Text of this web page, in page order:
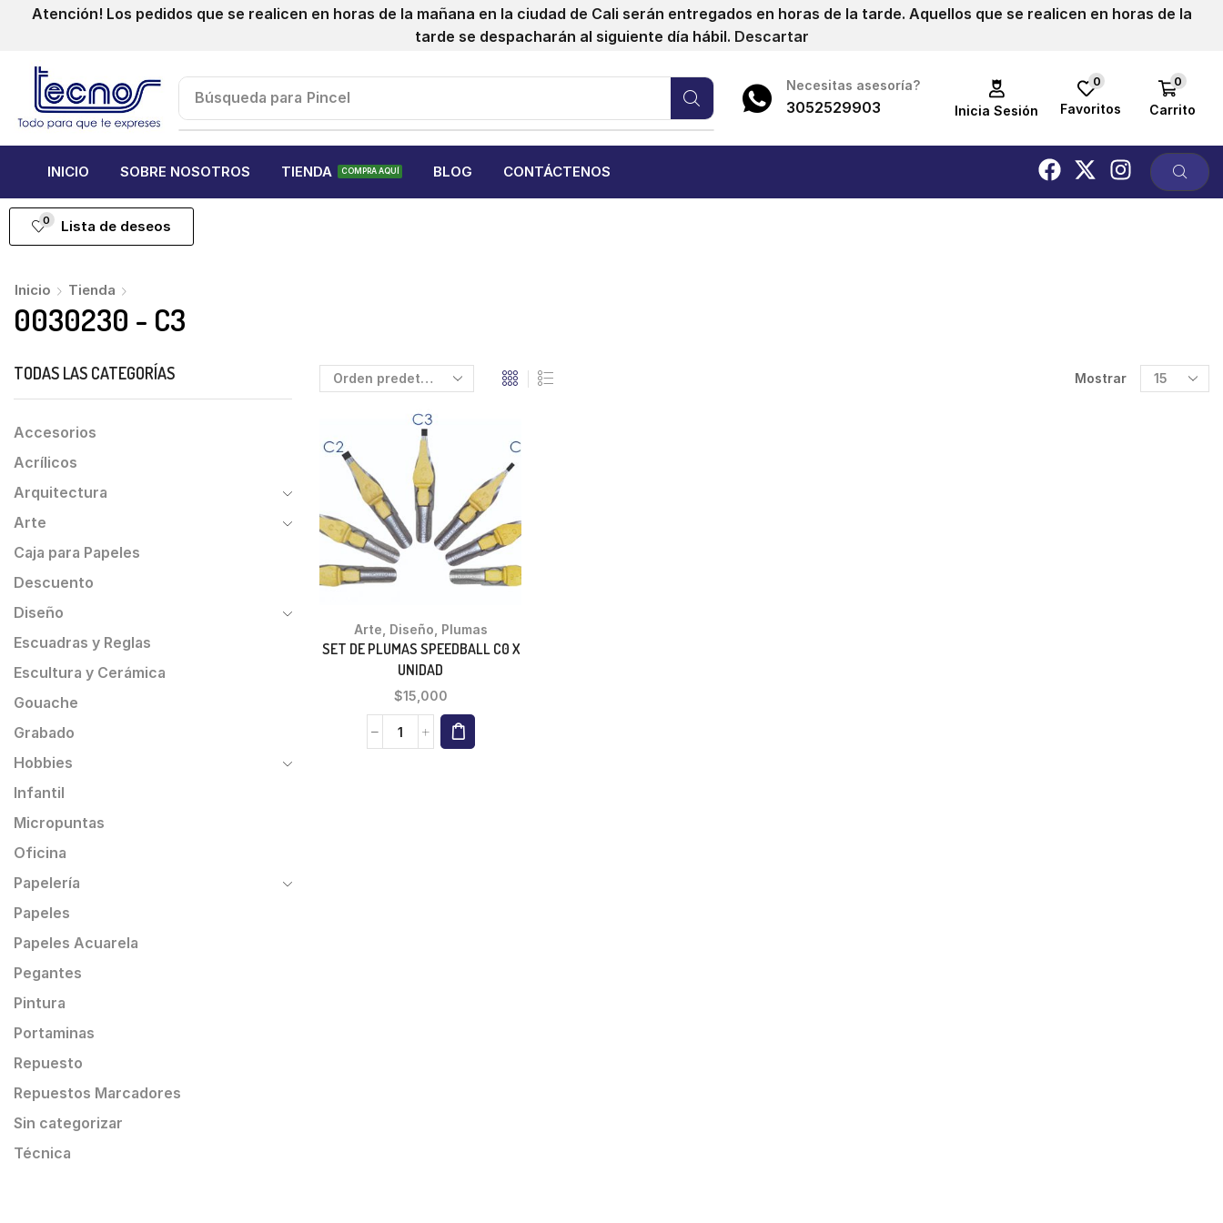
Atención! Los pedidos que se realicen en horas de la mañana en la ciudad de Cali serán entregados en horas de la tarde. Aquellos que se realicen en horas de la
tarde se despacharán al siguiente día hábil. Descartar
Búsqueda para Pincel
Necesitas asesoría?
3052529903 Inicia Sesión
0
Favoritos
0
Carrito
INICIO SOBRE NOSOTROS TIENDA COMPRA AQUÍ BLOG CONTÁCTENOS
0 Lista de deseos
Inicio Tienda
0030230 - C3
Mostrar
Arte, Diseño, Plumas
SET DE PLUMAS SPEEDBALL C0 X
UNIDAD
$15,000
TODAS LAS CATEGORÍAS
Accesorios
Acrílicos
Arquitectura
Arte
Caja para Papeles
Descuento
Diseño
Escuadras y Reglas
Escultura y Cerámica
Gouache
Grabado
Hobbies
Infantil
Micropuntas
Oficina
Papelería
Papeles
Papeles Acuarela
Pegantes
Pintura
Portaminas
Repuesto
Repuestos Marcadores
Sin categorizar
Técnica